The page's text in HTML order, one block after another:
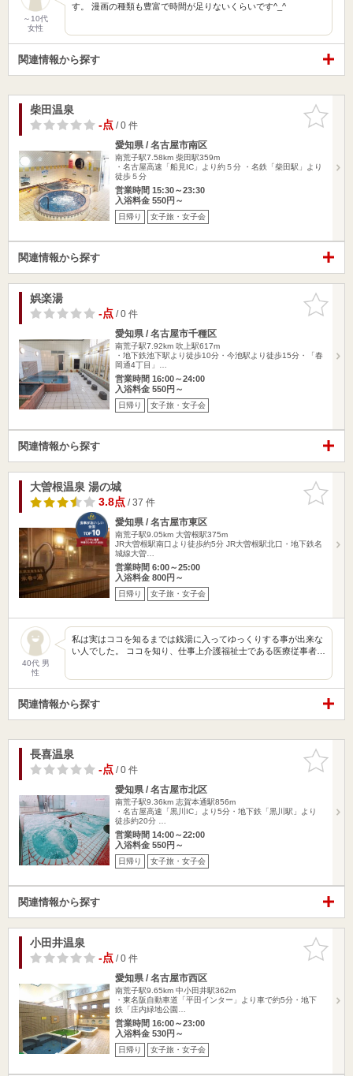
～10代
女性
す。 漫画の種類も豊富で時間が足りないくらいです^_^
関連情報から探す
お気に入
りに追加
柴田温泉
-点/ 0 件
愛知県 / 名古屋市南区
南荒子駅7.58km 柴田駅359m
・名古屋高速「船見IC」より約５分 ・名鉄「柴田駅」より
徒歩５分
営業時間 15:30～23:30
入浴料金 550円～
日帰り 女子旅・女子会
関連情報から探す
お気に入
りに追加
娯楽湯
-点/ 0 件
愛知県 / 名古屋市千種区
南荒子駅7.92km 吹上駅617m
・地下鉄池下駅より徒歩10分・今池駅より徒歩15分・「春
岡通4丁目」…
営業時間 16:00～24:00
入浴料金 550円～
日帰り 女子旅・女子会
関連情報から探す
お気に入
りに追加
大曽根温泉 湯の城
3.8点/ 37 件
愛知県 / 名古屋市東区
南荒子駅9.05km 大曽根駅375m
JR大曽根駅南口より徒歩約5分 JR大曽根駅北口・地下鉄名
城線大曽…
営業時間 6:00～25:00
入浴料金 800円～
日帰り 女子旅・女子会
40代 男
性
私は実はココを知るまでは銭湯に入ってゆっくりする事が出来な
い人でした。 ココを知り、仕事上介護福祉士である医療従事者…
関連情報から探す
お気に入
りに追加
長喜温泉
-点/ 0 件
愛知県 / 名古屋市北区
南荒子駅9.36km 志賀本通駅856m
・名古屋高速「黒川IC」より5分・地下鉄「黒川駅」より
徒歩約20分 …
営業時間 14:00～22:00
入浴料金 550円～
日帰り 女子旅・女子会
関連情報から探す
お気に入
りに追加
小田井温泉
-点/ 0 件
愛知県 / 名古屋市西区
南荒子駅9.65km 中小田井駅362m
・東名阪自動車道「平田インター」より車で約5分・地下
鉄「庄内緑地公園…
営業時間 16:00～23:00
入浴料金 530円～
日帰り 女子旅・女子会